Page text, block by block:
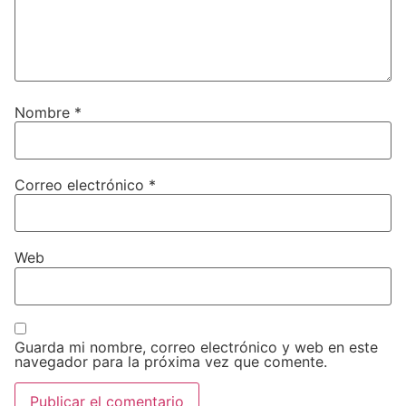
Nombre *
Correo electrónico *
Web
Guarda mi nombre, correo electrónico y web en este
navegador para la próxima vez que comente.